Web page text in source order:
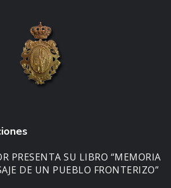
PRESENTA SU LIBRO “MEMORIA
DE UN PUEBLO FRONTERIZO”